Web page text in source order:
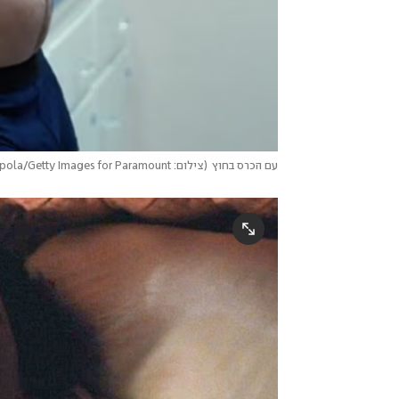
עם הכרס בחוץ (צילום: Mike Coppola/Getty Images for Paramount+